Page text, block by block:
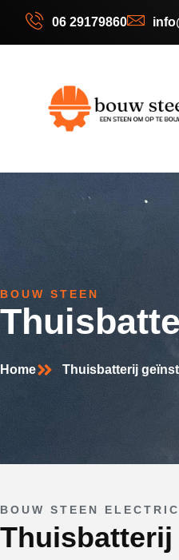
06 29179860
BOUW STEEN
Home Thuisbatterij
BOUW STEEN
Thuisbatterij